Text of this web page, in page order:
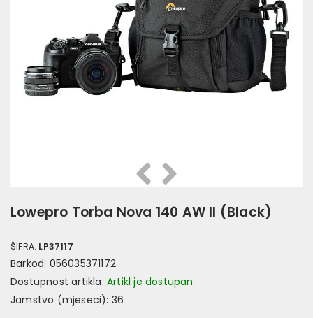
PrethodnaSlijedeća
Lowepro Torba Nova 140 AW II (Black)
ŠIFRA: LP37117
Barkod: 056035371172
Dostupnost artikla: Artikl je dostupan
Jamstvo (mjeseci): 36